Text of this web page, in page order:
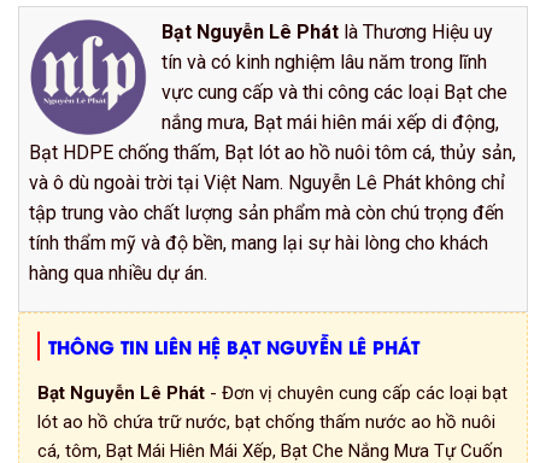
Bạt Nguyễn Lê Phát là Thương Hiệu uy
tín và có kinh nghiệm lâu năm trong lĩnh
vực cung cấp và thi công các loại Bạt che
nắng mưa, Bạt mái hiên mái xếp di động,
Bạt HDPE chống thấm, Bạt lót ao hồ nuôi tôm cá, thủy sản,
và ô dù ngoài trời tại Việt Nam. Nguyễn Lê Phát không chỉ
tập trung vào chất lượng sản phẩm mà còn chú trọng đến
tính thẩm mỹ và độ bền, mang lại sự hài lòng cho khách
hàng qua nhiều dự án.
THÔNG TIN LIÊN HỆ BẠT NGUYỄN LÊ PHÁT
Bạt Nguyễn Lê Phát - Đơn vị chuyên cung cấp các loại bạt
lót ao hồ chứa trữ nước, bạt chống thấm nước ao hồ nuôi
cá, tôm, Bạt Mái Hiên Mái Xếp, Bạt Che Nắng Mưa Tự Cuốn